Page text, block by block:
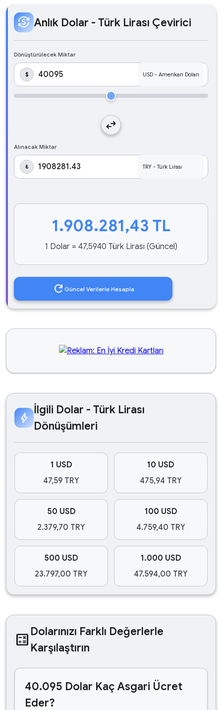
currency_exchange Anlık Dolar - Türk Lirası Çevirici
Dönüştürülecek Miktar
$
swap_horiz
Alınacak Miktar
₺
1.908.281,43 TL
1 Dolar = 47,5940 Türk Lirası (Güncel)
refresh Güncel Verilerle Hesapla
bolt
İlgili Dolar - Türk Lirası
Dönüşümleri
1 USD
47,59 TRY
10 USD
475,94 TRY
50 USD
2.379,70 TRY
100 USD
4.759,40 TRY
500 USD
23.797,00 TRY
1.000 USD
47.594,00 TRY
calculate Dolarınızı Farklı Değerlerle
Karşılaştırın
40.095 Dolar Kaç Asgari Ücret
Eder?